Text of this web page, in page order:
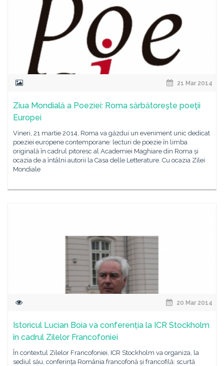
21 Mar 2014
Ziua Mondială a Poeziei: Roma sărbătoreşte poeţii
Europei
Vineri, 21 martie 2014, Roma va găzdui un eveniment unic dedicat
poeziei europene contemporane: lecturi de poezie în limba
originală în cadrul pitoresc al Academiei Maghiare din Roma și
ocazia de a întâlni autorii la Casa delle Letterature. Cu ocazia Zilei
Mondiale
20 Mar 2014
Istoricul Lucian Boia va conferenția la ICR Stockholm
în cadrul Zilelor Francofoniei
În contextul Zilelor Francofoniei, ICR Stockholm va organiza, la
sediul său, conferința România francofonă și francofilă: scurtă